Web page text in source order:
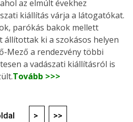
az elmúlt évekhez
kiállítás várja a látogatókat.
parókás bakok mellett
állítottak ki a szokásos helyen
Mező a rendezvény többi
a vadászati kiállításról is
Tovább >>>
> >>